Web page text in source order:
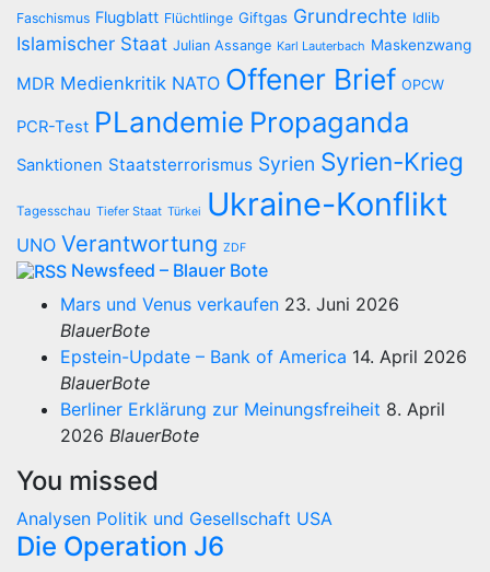
Faschismus Flugblatt Flüchtlinge Giftgas Grundrechte Idlib
Islamischer Staat Julian Assange Karl Lauterbach Maskenzwang
MDR Medienkritik NATO Offener Brief OPCW
PCR-Test PLandemie Propaganda
Sanktionen Staatsterrorismus Syrien Syrien-Krieg
Tagesschau Tiefer Staat Türkei Ukraine-Konflikt
UNO Verantwortung ZDF
Newsfeed – Blauer Bote
Mars und Venus verkaufen 23. Juni 2026
BlauerBote
Epstein-Update – Bank of America 14. April 2026
BlauerBote
Berliner Erklärung zur Meinungsfreiheit 8. April
2026 BlauerBote
You missed
Analysen Politik und Gesellschaft USA
Die Operation J6